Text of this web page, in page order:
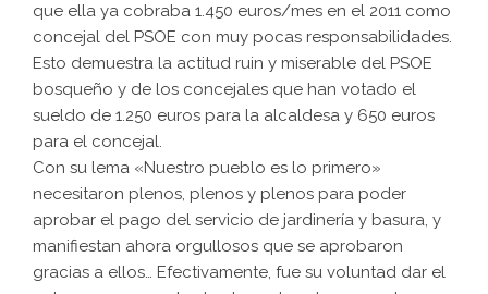
que ella ya cobraba 1.450 euros/mes en el 2011 como
concejal del PSOE con muy pocas responsabilidades.
Esto demuestra la actitud ruin y miserable del PSOE
bosqueño y de los concejales que han votado el
sueldo de 1.250 euros para la alcaldesa y 650 euros
para el concejal.
Con su lema «Nuestro pueblo es lo primero»
necesitaron plenos, plenos y plenos para poder
aprobar el pago del servicio de jardinería y basura, y
manifiestan ahora orgullosos que se aprobaron
gracias a ellos… Efectivamente, fue su voluntad dar el